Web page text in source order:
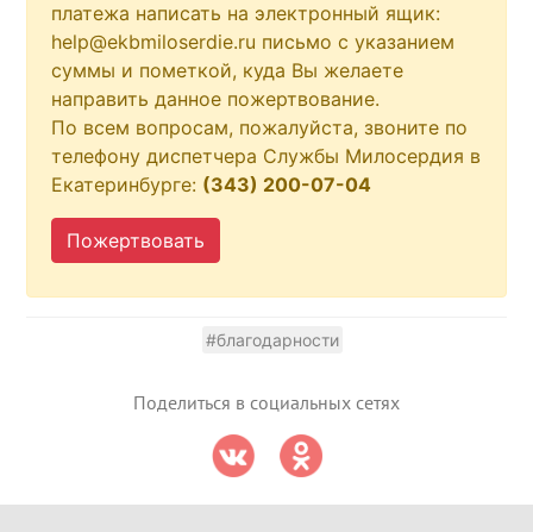
платежа написать на электронный ящик:
help@ekbmiloserdie.ru письмо с указанием
суммы и пометкой, куда Вы желаете
направить данное пожертвование.
По всем вопросам, пожалуйста, звоните по
телефону диспетчера Службы Милосердия в
Екатеринбурге: (343) 200-07-04
Пожертвовать
#благодарности
Поделиться в социальных сетях